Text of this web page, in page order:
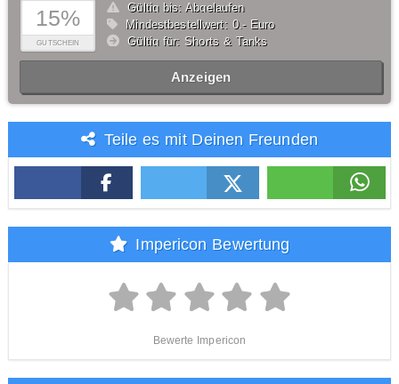
15%
GUTSCHEIN
Gültig bis: Abgelaufen
Mindestbestellwert: 0,- Euro
Gültig für: Shorts & Tanks
Anzeigen
Teile es mit Deinen Freunden
Impericon Bewertung
Bewerte Impericon